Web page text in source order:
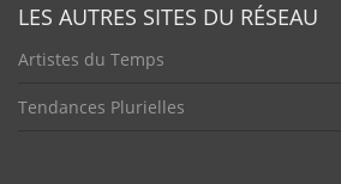
LES AUTRES SITES DU RÉSEAU
Artistes du Temps
Tendances Plurielles